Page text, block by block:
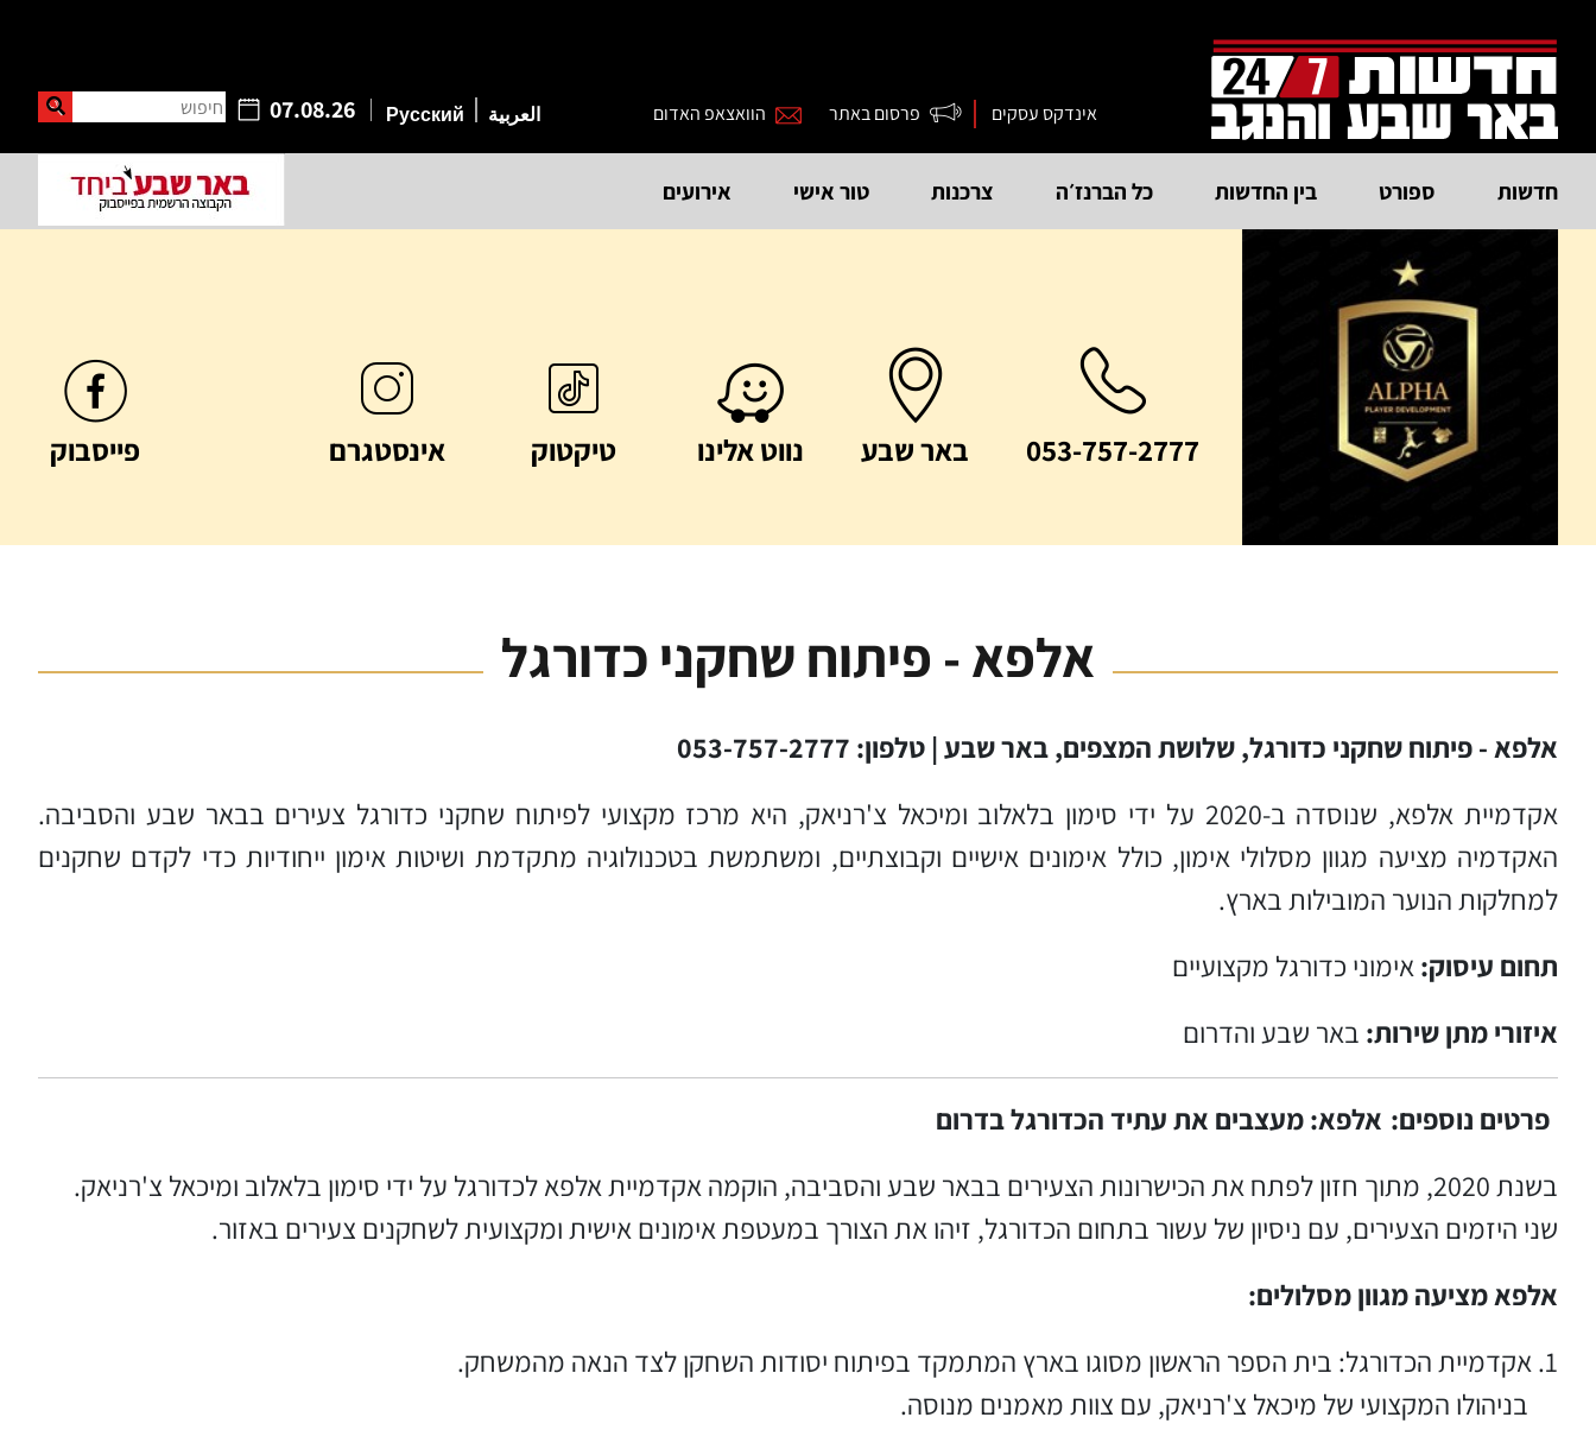
אינדקס עסקים פרסום באתר הוואצאפ האדום 07.08.26 חיפוש العربية Русский
חדשות ספורט בין החדשות כל הברנז׳ה צרכנות טור אישי אירועים
053-757-2777 באר שבע נווט אלינו טיקטוק אינסטגרם פייסבוק
אלפא - פיתוח שחקני כדורגל
אלפא - פיתוח שחקני כדורגל, שלושת המצפים, באר שבע | טלפון: 053-757-2777
אקדמיית אלפא, שנוסדה ב-2020 על ידי סימון בלאלוב ומיכאל צ'רניאק, היא מרכז מקצועי לפיתוח שחקני כדורגל צעירים בבאר שבע והסביבה.
האקדמיה מציעה מגוון מסלולי אימון, כולל אימונים אישיים וקבוצתיים, ומשתמשת בטכנולוגיה מתקדמת ושיטות אימון ייחודיות כדי לקדם שחקנים
למחלקות הנוער המובילות בארץ.
תחום עיסוק:אימוני כדורגל מקצועיים
איזורי מתן שירות: באר שבע והדרום
פרטים נוספים: אלפא: מעצבים את עתיד הכדורגל בדרום
בשנת 2020, מתוך חזון לפתח את הכישרונות הצעירים בבאר שבע והסביבה, הוקמה אקדמיית אלפא לכדורגל על ידי סימון בלאלוב ומיכאל צ'רניאק.
שני היזמים הצעירים, עם ניסיון של עשור בתחום הכדורגל, זיהו את הצורך במעטפת אימונים אישית ומקצועית לשחקנים צעירים באזור.
אלפא מציעה מגוון מסלולים:
1. אקדמיית הכדורגל: בית הספר הראשון מסוגו בארץ המתמקד בפיתוח יסודות השחקן לצד הנאה מהמשחק.
בניהולו המקצועי של מיכאל צ'רניאק, עם צוות מאמנים מנוסה.